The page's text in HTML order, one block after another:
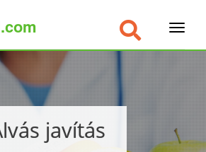
.com
Alvás javítás